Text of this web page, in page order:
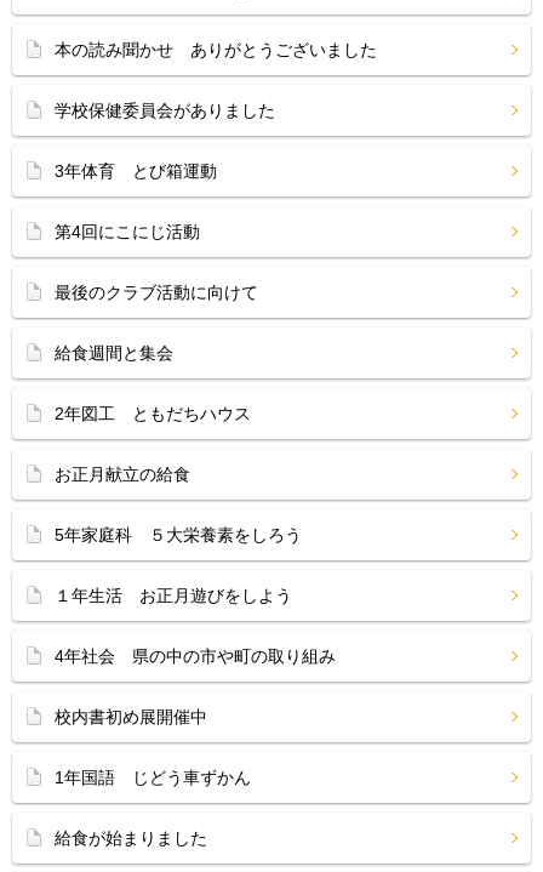
本の読み聞かせ ありがとうございました
学校保健委員会がありました
3年体育 とび箱運動
第4回にこにじ活動
最後のクラブ活動に向けて
給食週間と集会
2年図工 ともだちハウス
お正月献立の給食
5年家庭科 ５大栄養素をしろう
１年生活 お正月遊びをしよう
4年社会 県の中の市や町の取り組み
校内書初め展開催中
1年国語 じどう車ずかん
給食が始まりました